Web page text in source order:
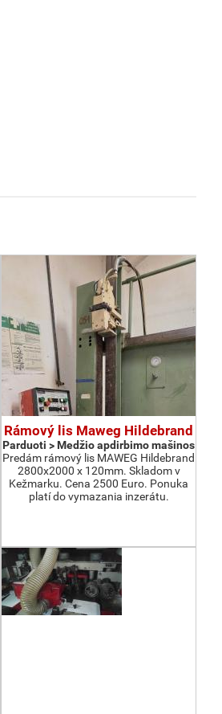
Rámový lis Maweg Hildebrand
Parduoti > Medžio apdirbimo mašinos
Predám rámový lis MAWEG Hildebrand
2800x2000 x 120mm. Skladom v
Kežmarku. Cena 2500 Euro. Ponuka
platí do vymazania inzerátu.